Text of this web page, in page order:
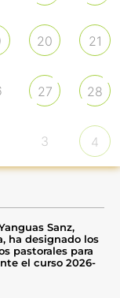
20 21
27 28
3 4
Sanz,
ha designado los
pastorales para
el curso 2026-